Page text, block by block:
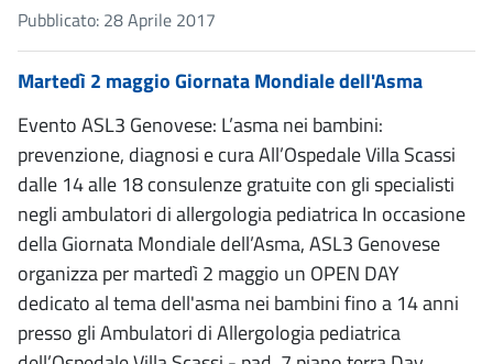
Pubblicato: 28 Aprile 2017
Martedì 2 maggio Giornata Mondiale dell'Asma
Evento ASL3 Genovese: L’asma nei bambini:
prevenzione, diagnosi e cura All’Ospedale Villa Scassi
dalle 14 alle 18 consulenze gratuite con gli specialisti
negli ambulatori di allergologia pediatrica In occasione
della Giornata Mondiale dell’Asma, ASL3 Genovese
organizza per martedì 2 maggio un OPEN DAY
dedicato al tema dell'asma nei bambini fino a 14 anni
presso gli Ambulatori di Allergologia pediatrica